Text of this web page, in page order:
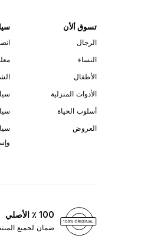
تسوق ألأن
الرجال
النساء
الأطفال
الأدوات المنزلية
أسلوب الحياة
العروض
100 ٪ الأصلي
ضمان لجميع